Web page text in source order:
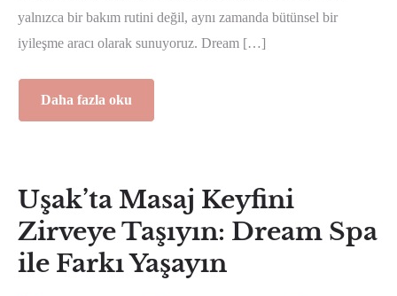
yalnızca bir bakım rutini değil, aynı zamanda bütünsel bir
iyileşme aracı olarak sunuyoruz. Dream […]
Daha fazla oku
Uşak’ta Masaj Keyfini
Zirveye Taşıyın: Dream Spa
ile Farkı Yaşayın